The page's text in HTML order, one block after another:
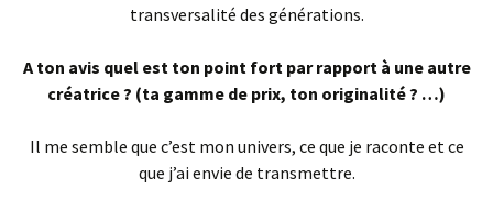
transversalité des générations.
A ton avis quel est ton point fort par rapport à une autre
créatrice ? (ta gamme de prix, ton originalité ? …)
Il me semble que c’est mon univers, ce que je raconte et ce
que j’ai envie de transmettre.